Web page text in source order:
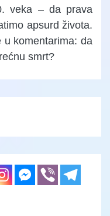
veka – da prava
apsurd života.
u komentarima: da
smrt?